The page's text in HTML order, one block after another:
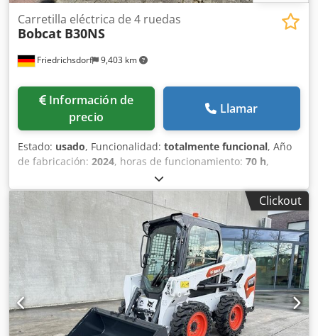
Friedrichsdorf 9,403 km
Carretilla eléctrica de 4 ruedas
Bobcat B30NS
Información de
precio
Llamar
Estado: usado, Funcionalidad: totalmente funcional, Año
de fabricación: 2024, horas de funcionamiento: 70 h,
3,000 kg, altura de elevación:
mm, ascensor libre:1,475 mm, tipo de combustible:
, tipo de mástil: triple, altura de construcción:
, potencia: 16 kW (21.75 CV), anchura del
portahorquillas:
1,116 mm, longitud de la horquilla:1,200
mm
, peso en vacío: 4,850 kg, longitud total:2,520 mm,
tipo de accionamiento:
Elektro, ancho de construcción:
1,244 mm
, Apilador eléctrico de 4 ruedas Centro de
gravedad de la carga: 500 Ancho de las horquillas: 122 mm
Grosor de las horquillas: 45 mm Clase ISO: Clase ISO 3 =
2.500 - 4.999 kg Tipo de mástil: Tríplex Clase de velocidad:
Clickout